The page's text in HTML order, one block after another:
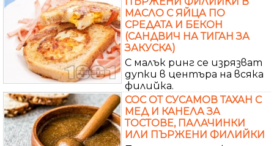
МАСЛО С ЯЙЦА ПО
СРЕДАТА И БЕКОН
(САНДВИЧ НА ТИГАН ЗА
ЗАКУСКА)
С малък ринг се изрязват
дупки в центъра на всяка
филийка.
СОС ОТ СУСАМОВ ТАХАН С
МЕД И КАНЕЛА ЗА
ТОСТОВЕ, ПАЛАЧИНКИ
ИЛИ ПЪРЖЕНИ ФИЛИЙКИ